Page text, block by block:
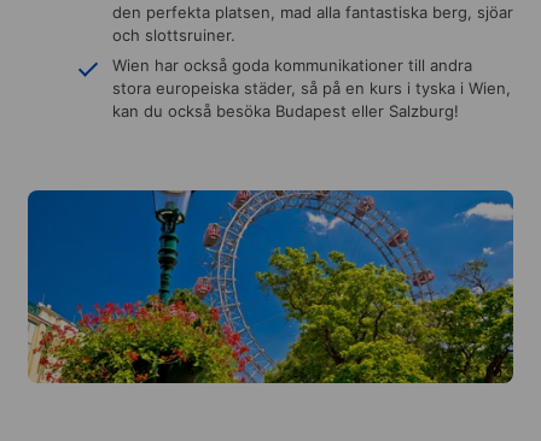
den perfekta platsen, mad alla fantastiska berg, sjöar
och slottsruiner.
Wien har också goda kommunikationer till andra
stora europeiska städer, så på en kurs i tyska i Wien,
kan du också besöka Budapest eller Salzburg!